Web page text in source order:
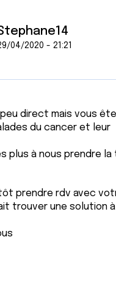
04/2020 - 21:21
direct mais vous
du cancer et leur
plus à nous prendre
prendre rdv avec
trouver une solution